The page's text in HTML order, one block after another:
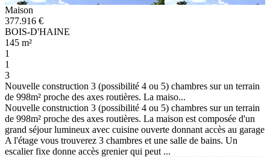
Maison
377.916 €
BOIS-D'HAINE
145 m²
1
1
3
Nouvelle construction 3 (possibilité 4 ou 5) chambres sur un terrain
de 998m² proche des axes routières. La maiso...
Nouvelle construction 3 (possibilité 4 ou 5) chambres sur un terrain
de 998m² proche des axes routières. La maison est composée d'un
grand séjour lumineux avec cuisine ouverte donnant accès au garage
A l'étage vous trouverez 3 chambres et une salle de bains. Un
escalier fixe donne accès grenier qui peut ...